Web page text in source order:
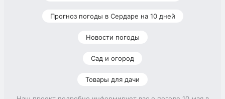
Прогноз погоды в Сердаре на 10 дней
Новости погоды
Сад и огород
Товары для дачи